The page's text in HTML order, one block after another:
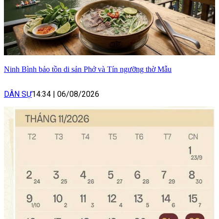
Ninh Bình bảo tồn di sản Phở và Tín ngưỡng thờ Mẫu
DÂN SỰ14:34 | 06/08/2026